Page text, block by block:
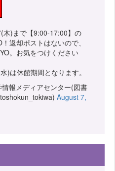
木)まで【9:00-17:00】の
返却ポストはないので、
。お気をつけください
)は休館期間となります。
報メディアセンター(図書
August 7,